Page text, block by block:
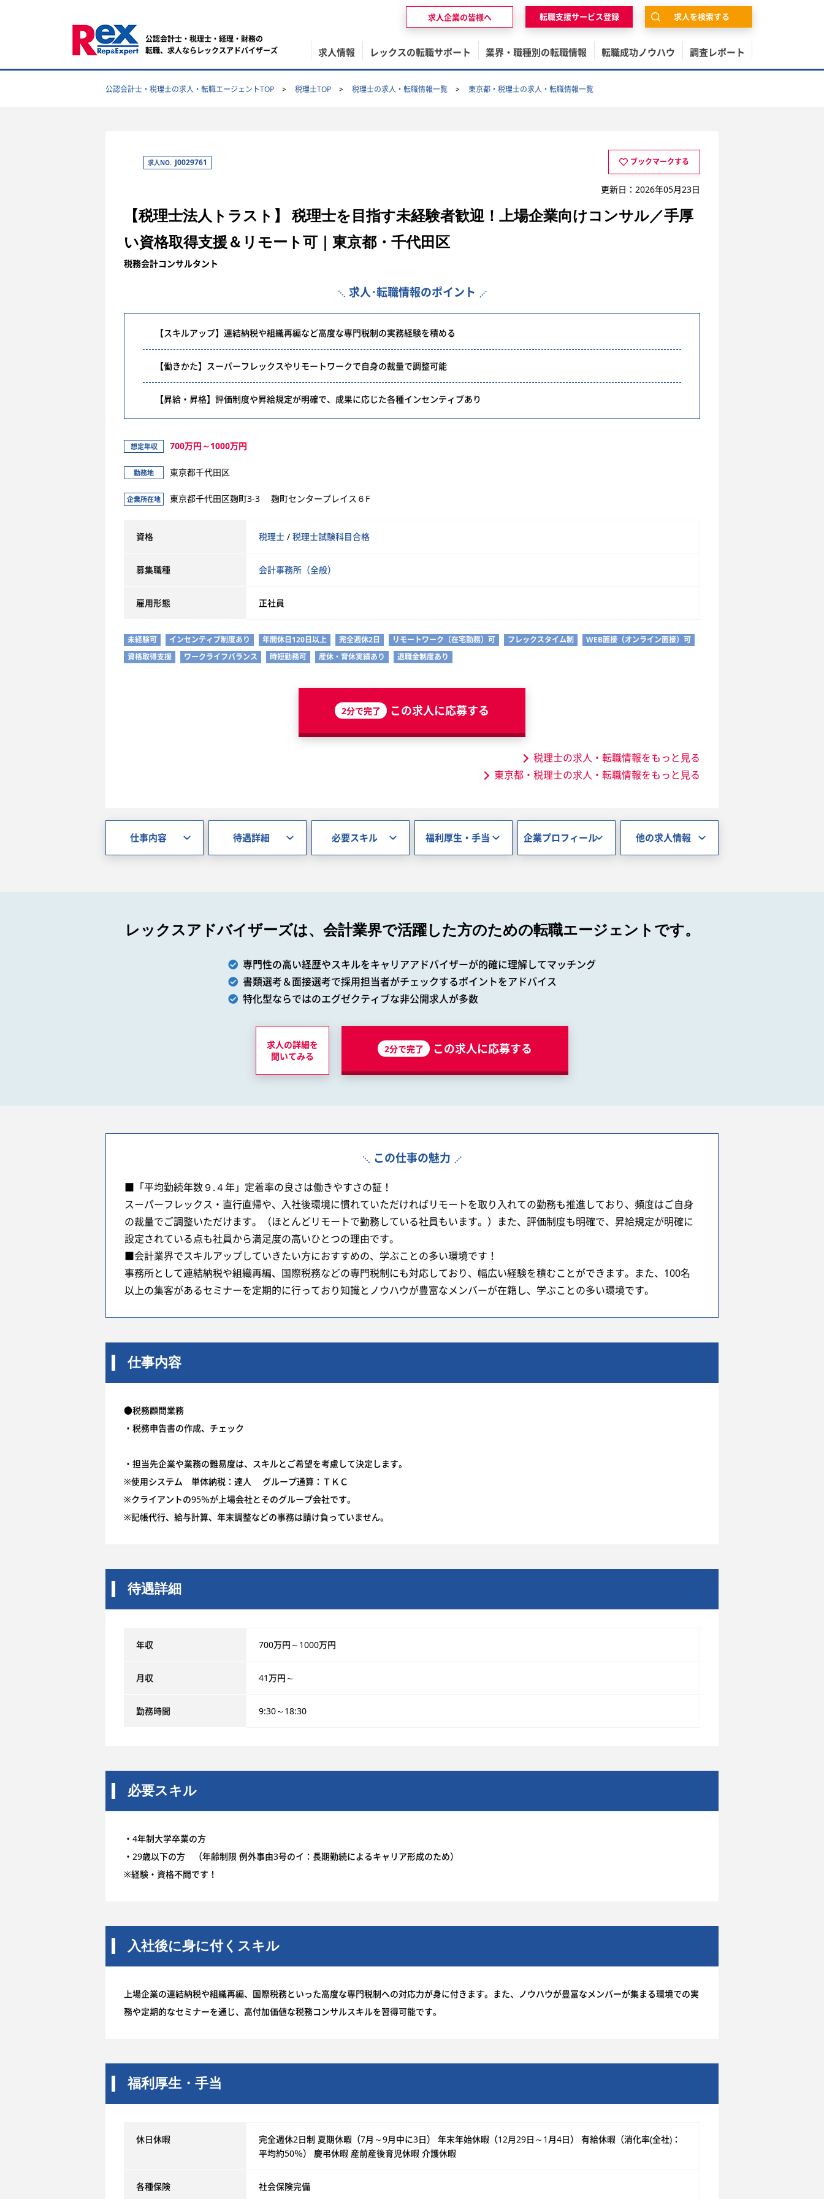
公認会計士・税理士・経理・財務の
転職、求人ならレックスアドバイザーズ
求人情報 レックスの転職サポート 業界・職種別の転職情報 転職成功ノウハウ 調査レポート
求人企業の皆様へ 転職支援サービス登録 求人を検索する
公認会計士・税理士の求人・転職エージェントTOP 税理士TOP 税理士の求人・転職情報一覧 東京都・税理士の求人・転職情報一覧
求人NO. J0029761 ブックマークする
更新日：2026年05月23日
【税理士法人トラスト】 税理士を目指す未経験者歓迎！上場企業向けコンサル／手厚
い資格取得支援＆リモート可｜東京都・千代田区
税務会計コンサルタント
求人･転職情報のポイント
【スキルアップ】連結納税や組織再編など高度な専門税制の実務経験を積める
【働きかた】スーパーフレックスやリモートワークで自身の裁量で調整可能
【昇給・昇格】評価制度や昇給規定が明確で、成果に応じた各種インセンティブあり
想定年収 700万円～1000万円
勤務地 東京都千代田区
企業所在地 東京都千代田区麹町3-3 麹町センタープレイス６F
資格 税理士 / 税理士試験科目合格
募集職種 会計事務所（全般）
雇用形態 正社員
未経験可 インセンティブ制度あり 年間休日120日以上 完全週休2日 リモートワーク（在宅勤務）可 フレックスタイム制
WEB面接（オンライン面接）可
資格取得支援
ワークライフバランス 時短勤務可 産休・育休実績あり 退職金制度あり
2分で完了 この求人に応募する
税理士の求人・転職情報をもっと見る
東京都・税理士の求人・転職情報をもっと見る
仕事内容 待遇詳細 必要スキル 福利厚生・手当 企業プロフィール 他の求人情報
レックスアドバイザーズは、会計業界で活躍した方のための転職エージェントです。
専門性の高い経歴やスキルをキャリアアドバイザーが的確に理解してマッチング
書類選考＆面接選考で採用担当者がチェックするポイントをアドバイス
特化型ならではのエグゼクティブな非公開求人が多数
求人の詳細を
聞いてみる
2分で完了 この求人に応募する
この仕事の魅力
■「平均勤続年数９.４年」定着率の良さは働きやすさの証！
スーパーフレックス・直行直帰や、入社後環境に慣れていただければリモートを取り入れての勤務も推進しており、頻度はご自身
の裁量でご調整いただけます。（ほとんどリモートで勤務している社員もいます。）また、評価制度も明確で、昇給規定が明確に
設定されている点も社員から満足度の高いひとつの理由です。
■会計業界でスキルアップしていきたい方におすすめの、学ぶことの多い環境です！
事務所として連結納税や組織再編、国際税務などの専門税制にも対応しており、幅広い経験を積むことができます。また、100名
以上の集客があるセミナーを定期的に行っており知識とノウハウが豊富なメンバーが在籍し、学ぶことの多い環境です。
仕事内容
●税務顧問業務
・税務申告書の作成、チェック
・担当先企業や業務の難易度は、スキルとご希望を考慮して決定します。
※使用システム 単体納税：達人 グループ通算：ＴＫＣ
※クライアントの95％が上場会社とそのグループ会社です。
※記帳代行、給与計算、年末調整などの事務は請け負っていません。
待遇詳細
年収 700万円～1000万円
月収 41万円～
勤務時間 9:30～18:30
必要スキル
・4年制大学卒業の方
・29歳以下の方 （年齢制限 例外事由3号のイ：長期勤続によるキャリア形成のため）
※経験・資格不問です！
入社後に身に付くスキル
上場企業の連結納税や組織再編、国際税務といった高度な専門税制への対応力が身に付きます。また、ノウハウが豊富なメンバーが集まる環境での実
務や定期的なセミナーを通じ、高付加価値な税務コンサルスキルを習得可能です。
福利厚生・手当
休日休暇
完全週休2日制 夏期休暇（7月～9月中に3日） 年末年始休暇（12月29日～1月4日） 有給休暇（消化率(全社)：
平均約50％） 慶弔休暇 産前産後育児休暇 介護休暇
各種保険 社会保険完備